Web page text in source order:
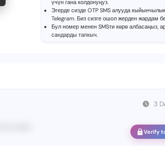
үчүн гана колдонуңуз.
Эгерде сизде OTP SMS алууда
Telegram. Биз сизге ошол жерден жардам
Бул номер менен SMSти көрө албасаңыз,
сандарды тапкыч.
3
Verify